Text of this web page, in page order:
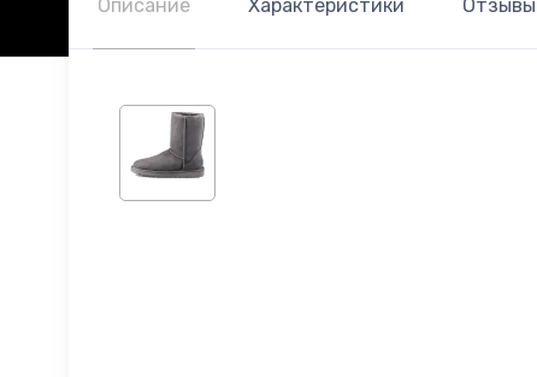
Описание Характеристики Отзывы